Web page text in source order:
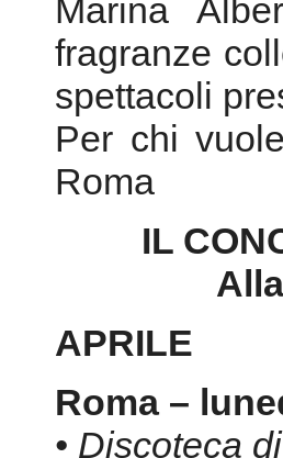
Marina
fragranze
spettacoli
Per chi
Roma
IL
APRILE
Roma –
• Discoteca